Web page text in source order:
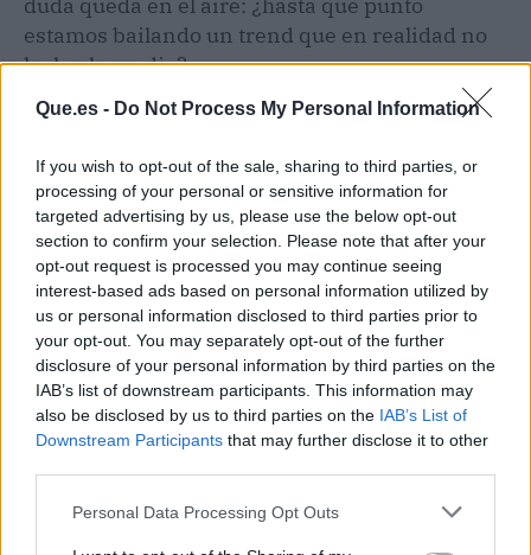
Que.es - Do Not Process My Personal Information
If you wish to opt-out of the sale, sharing to third parties, or
processing of your personal or sensitive information for
targeted advertising by us, please use the below opt-out
section to confirm your selection. Please note that after your
opt-out request is processed you may continue seeing
interest-based ads based on personal information utilized by
us or personal information disclosed to third parties prior to
your opt-out. You may separately opt-out of the further
disclosure of your personal information by third parties on the
IAB’s list of downstream participants. This information may
also be disclosed by us to third parties on the IAB’s List of
Downstream Participants that may further disclose it to other
Personal Data Processing Opt Outs
estamos bailando un trend que en realidad no
ha hecho nadie?